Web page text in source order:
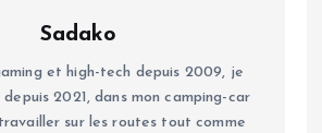
Sadako
et high-tech depuis 2009, je
depuis 2021, dans mon camping-car
sur les routes tout comme